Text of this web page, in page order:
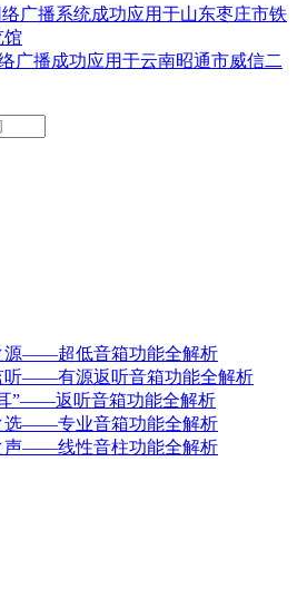
广播系统成功应用于山东枣庄市铁
馆
广播成功应用于云南昭通市威信二
源——超低音箱功能全解析
听——有源返听音箱功能全解析
”——返听音箱功能全解析
选——专业音箱功能全解析
声——线性音柱功能全解析